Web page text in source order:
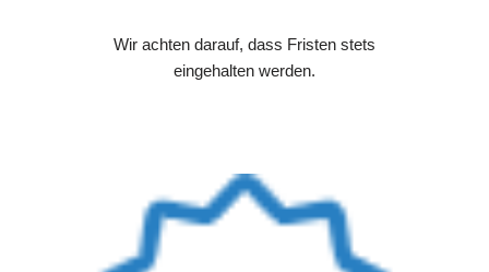
Wir achten darauf, dass Fristen stets
eingehalten werden.